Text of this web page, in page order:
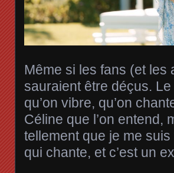
Même si les fans (et les
sauraient être déçus.
qu’on vibre, qu’on
Céline que l’on entend,
tellement que je me suis
qui chante, et c’est un